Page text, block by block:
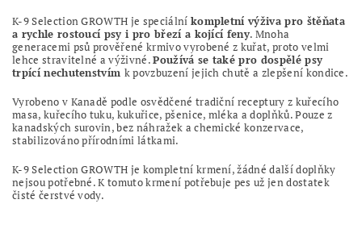
K-9 Selection GROWTH je speciální kompletní výživa pro štěňata
a rychle rostoucí psy i pro březí a kojící feny. Mnoha
generacemi psů prověřené krmivo vyrobené z kuřat, proto velmi
lehce stravitelné a výživné.Používá se také pro dospělé psy
trpící nechutenstvím k povzbuzení jejich chutě a zlepšení kondice.
Vyrobeno v Kanadě podle osvědčené tradiční receptury z kuřecího
masa, kuřecího tuku, kukuřice, pšenice, mléka a doplňků. Pouze z
kanadských surovin, bez náhražek a chemické konzervace,
stabilizováno přírodními látkami.
K-9 Selection GROWTH je kompletní krmení, žádné další doplňky
nejsou potřebné. K tomuto krmení potřebuje pes už jen dostatek
čisté čerstvé vody.